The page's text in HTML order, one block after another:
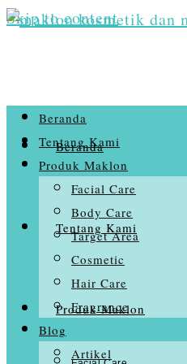
Skip to content
Beranda
Tentang Kami
Produk Maklon
Beranda
Tentang Kami
Produk Maklon
Facial Care
Body Care
Target Area
Cosmetic
Hair Care
Fragrance
Blog
Artikel